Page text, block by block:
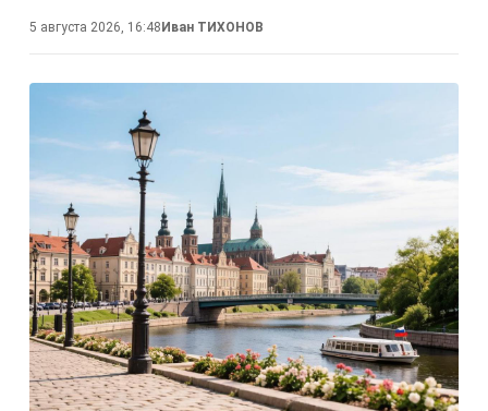
5 августа 2026, 16:48 Иван ТИХОНОВ